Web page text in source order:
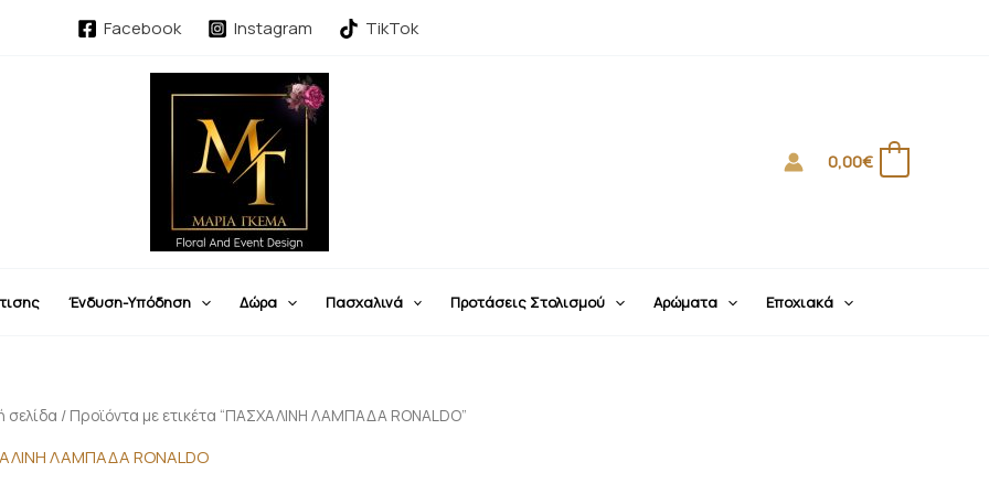
Facebook Instagram TikTok
0,00€
Ένδυση-Υπόδηση Δώρα Πασχαλινά Προτάσεις Στολισμού Αρώματα Εποχιακά
σελίδα / Προϊόντα με ετικέτα “ΠΑΣΧΑΛΙΝΗ ΛΑΜΠΑΔΑ RONALDO”
ΛΑΜΠΑΔΑ RONALDO
by
latest